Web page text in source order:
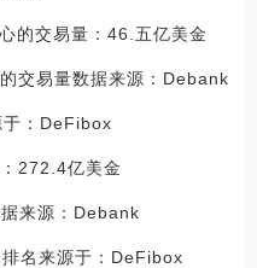
的交易量：46.五亿美金
交易量数据来源：Debank
于：DeFibox
272.4亿美金
来源：Debank
名来源于：DeFibox